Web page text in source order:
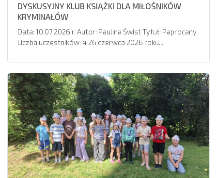
DYSKUSYJNY KLUB KSIĄŻKI DLA MIŁOŚNIKÓW
KRYMINAŁÓW
Data: 10.07.2026 r. Autor: Paulina Świst Tytuł: Paprocany
Liczba uczestników: 4 26 czerwca 2026 roku...